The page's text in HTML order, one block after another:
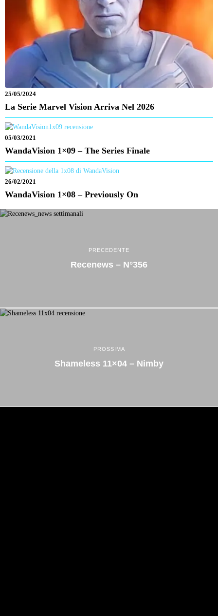
25/05/2024
La Serie Marvel Vision Arriva Nel 2026
05/03/2021
WandaVision 1×09 – The Series Finale
26/02/2021
WandaVision 1×08 – Previously On
PRECEDENTE
Recenews – N°356
PROSSIMA
Shameless 11×04 – Nimby